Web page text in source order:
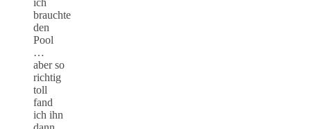
brauchte
den
Pool
…
aber so
richtig
toll
fand
ich ihn